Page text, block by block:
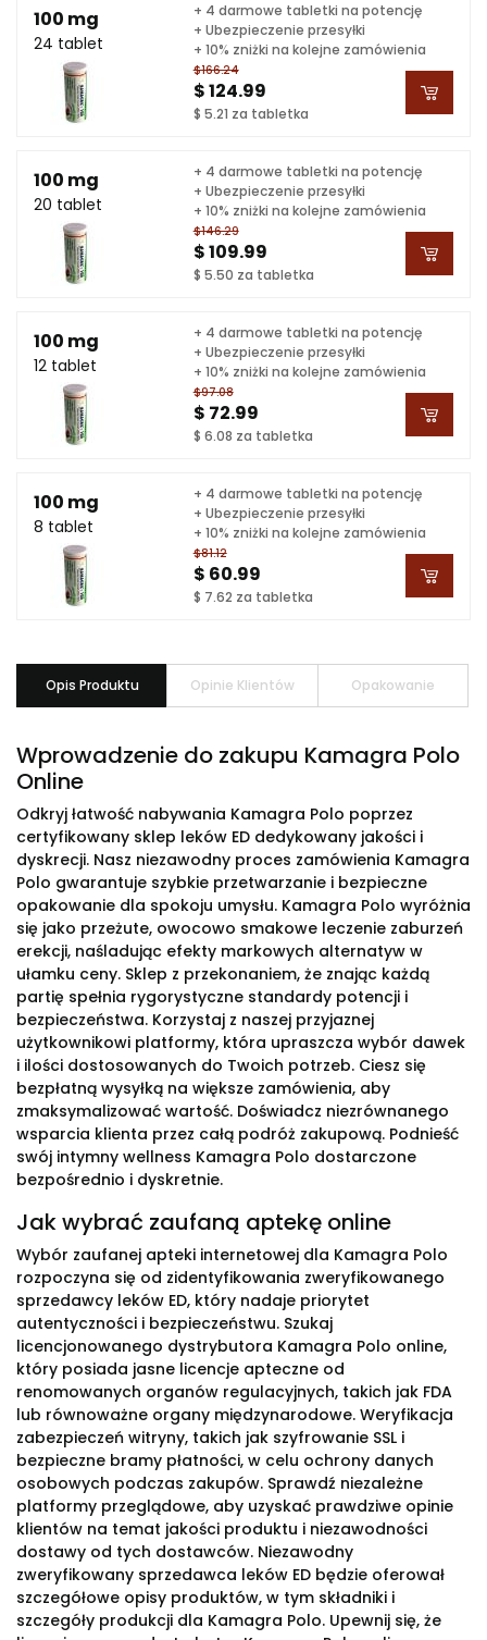
100 mg
24 tablet
$166.24
$ 124.99
$ 5.21 za tabletka
+ 4 darmowe tabletki na potencję
+ Ubezpieczenie przesyłki
+ 10% zniżki na kolejne zamówienia
100 mg
20 tablet
$146.29
$ 109.99
$ 5.50 za tabletka
+ 4 darmowe tabletki na potencję
+ Ubezpieczenie przesyłki
+ 10% zniżki na kolejne zamówienia
100 mg
12 tablet
$97.08
$ 72.99
$ 6.08 za tabletka
+ 4 darmowe tabletki na potencję
+ Ubezpieczenie przesyłki
+ 10% zniżki na kolejne zamówienia
100 mg
8 tablet
$81.12
$ 60.99
$ 7.62 za tabletka
+ 4 darmowe tabletki na potencję
+ Ubezpieczenie przesyłki
+ 10% zniżki na kolejne zamówienia
Opis Produktu Opinie Klientów Opakowanie
Wprowadzenie do zakupu Kamagra Polo
Online
Odkryj łatwość nabywania Kamagra Polo poprzez
certyfikowany sklep leków ED dedykowany jakości i
dyskrecji. Nasz niezawodny proces zamówienia Kamagra
Polo gwarantuje szybkie przetwarzanie i bezpieczne
opakowanie dla spokoju umysłu. Kamagra Polo wyróżnia
się jako przeżute, owocowo smakowe leczenie zaburzeń
erekcji, naśladując efekty markowych alternatyw w
ułamku ceny. Sklep z przekonaniem, że znając każdą
partię spełnia rygorystyczne standardy potencji i
bezpieczeństwa. Korzystaj z naszej przyjaznej
użytkownikowi platformy, która upraszcza wybór dawek
i ilości dostosowanych do Twoich potrzeb. Ciesz się
bezpłatną wysyłką na większe zamówienia, aby
zmaksymalizować wartość. Doświadcz niezrównanego
wsparcia klienta przez całą podróż zakupową. Podnieść
swój intymny wellness Kamagra Polo dostarczone
bezpośrednio i dyskretnie.
Jak wybrać zaufaną aptekę online
Wybór zaufanej apteki internetowej dla Kamagra Polo
rozpoczyna się od zidentyfikowania zweryfikowanego
sprzedawcy leków ED, który nadaje priorytet
autentyczności i bezpieczeństwu. Szukaj
licencjonowanego dystrybutora Kamagra Polo online,
który posiada jasne licencje apteczne od
renomowanych organów regulacyjnych, takich jak FDA
lub równoważne organy międzynarodowe. Weryfikacja
zabezpieczeń witryny, takich jak szyfrowanie SSL i
bezpieczne bramy płatności, w celu ochrony danych
osobowych podczas zakupów. Sprawdź niezależne
platformy przeglądowe, aby uzyskać prawdziwe opinie
klientów na temat jakości produktu i niezawodności
dostawy od tych dostawców. Niezawodny
zweryfikowany sprzedawca leków ED będzie oferował
szczegółowe opisy produktów, w tym składniki i
szczegóły produkcji dla Kamagra Polo. Upewnij się, że